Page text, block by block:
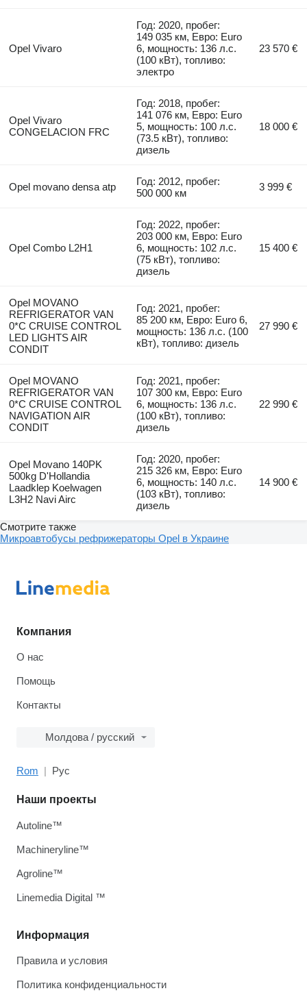
Opel Vivaro
Год: 2020, пробег:
149 035 км, Евро: Euro
6, мощность: 136 л.с.
(100 кВт), топливо:
электро
23 570 €
Opel Vivaro
CONGELACION FRC
Год: 2018, пробег:
141 076 км, Евро: Euro
5, мощность: 100 л.с.
(73.5 кВт), топливо:
дизель
18 000 €
Opel movano densa atp
Год: 2012, пробег:
500 000 км
3 999 €
Opel Combo L2H1
Год: 2022, пробег:
203 000 км, Евро: Euro
6, мощность: 102 л.с.
(75 кВт), топливо:
дизель
15 400 €
Opel MOVANO
REFRIGERATOR VAN
0*C CRUISE CONTROL
LED LIGHTS AIR
CONDIT
Год: 2021, пробег:
85 200 км, Евро: Euro 6,
мощность: 136 л.с. (100
кВт), топливо: дизель
27 990 €
Opel MOVANO
REFRIGERATOR VAN
0*C CRUISE CONTROL
NAVIGATION AIR
CONDIT
Год: 2021, пробег:
107 300 км, Евро: Euro
6, мощность: 136 л.с.
(100 кВт), топливо:
дизель
22 990 €
Opel Movano 140PK
500kg D'Hollandia
Laadklep Koelwagen
L3H2 Navi Airc
Год: 2020, пробег:
215 326 км, Евро: Euro
6, мощность: 140 л.с.
(103 кВт), топливо:
дизель
14 900 €
Смотрите также
Микроавтобусы рефрижераторы Opel в Украине
Компания
О нас
Помощь
Контакты
Молдова / русский
Rom Рус
Информация
Правила и условия
Политика конфиденциальности
Наши проекты
Autoline™
Machineryline™
Agroline™
Linemedia Digital ™